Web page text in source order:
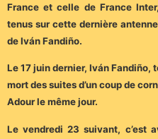
France et celle de France
tenus sur cette dernière
de Iván Fandiño.
Le 17 juin dernier, Iván
mort des suites d’un coup de
Adour le même jour.
Le vendredi 23 suivant, c’est